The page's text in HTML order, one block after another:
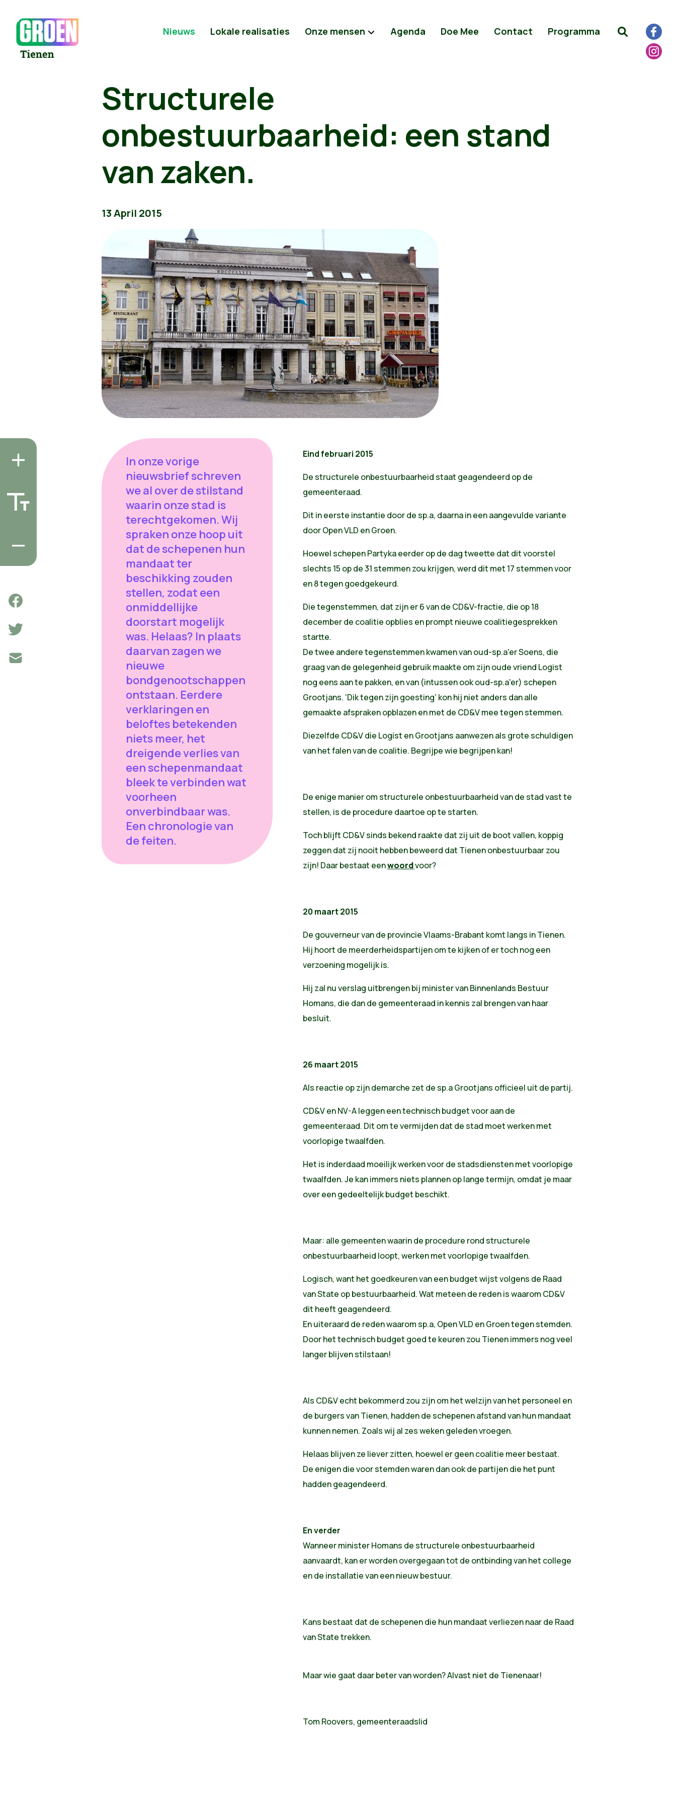
Nieuws Lokale realisaties Onze mensen Agenda Doe Mee Contact Programma
Structurele
onbestuurbaarheid: een stand
van zaken.
13 April 2015
In onze vorige
nieuwsbrief schreven
we al over de stilstand
waarin onze stad is
terechtgekomen. Wij
spraken onze hoop uit
dat de schepenen hun
mandaat ter
beschikking zouden
stellen, zodat een
onmiddellijke
doorstart mogelijk
was. Helaas? In plaats
daarvan zagen we
nieuwe
bondgenootschappen
ontstaan. Eerdere
verklaringen en
beloftes betekenden
niets meer, het
dreigende verlies van
een schepenmandaat
bleek te verbinden wat
voorheen
onverbindbaar was.
Een chronologie van
de feiten.
Eind februari 2015
De structurele onbestuurbaarheid staat geagendeerd op de
gemeenteraad.
Dit in eerste instantie door de sp.a, daarna in een aangevulde variante
door Open VLD en Groen.
Hoewel schepen Partyka eerder op de dag tweette dat dit voorstel
slechts 15 op de 31 stemmen zou krijgen, werd dit met 17 stemmen voor
en 8 tegen goedgekeurd.
Die tegenstemmen, dat zijn er 6 van de CD&V-fractie, die op 18
december de coalitie opblies en prompt nieuwe coalitiegesprekken
startte.
De twee andere tegenstemmen kwamen van oud-sp.a'er Soens, die
graag van de gelegenheid gebruik maakte om zijn oude vriend Logist
nog eens aan te pakken, en van (intussen ook oud-sp.a'er) schepen
Grootjans. 'Dik tegen zijn goesting' kon hij niet anders dan alle
gemaakte afspraken opblazen en met de CD&V mee tegen stemmen.
Diezelfde CD&V die Logist en Grootjans aanwezen als grote schuldigen
van het falen van de coalitie. Begrijpe wie begrijpen kan!
De enige manier om structurele onbestuurbaarheid van de stad vast te
stellen, is de procedure daartoe op te starten.
Toch blijft CD&V sinds bekend raakte dat zij uit de boot vallen, koppig
zeggen dat zij nooit hebben beweerd dat Tienen onbestuurbaar zou
zijn! Daar bestaat eenwoordvoor?
20 maart 2015
De gouverneur van de provincie Vlaams-Brabant komt langs in Tienen.
Hij hoort de meerderheidspartijen om te kijken of er toch nog een
verzoening mogelijk is.
Hij zal nu verslag uitbrengen bij minister van Binnenlands Bestuur
Homans, die dan de gemeenteraad in kennis zal brengen van haar
besluit.
26 maart 2015
Als reactie op zijn demarche zet de sp.a Grootjans officieel uit de partij.
CD&V en NV-A leggen een technisch budget voor aan de
gemeenteraad. Dit om te vermijden dat de stad moet werken met
voorlopige twaalfden.
Het is inderdaad moeilijk werken voor de stadsdiensten met voorlopige
twaalfden. Je kan immers niets plannen op lange termijn, omdat je maar
over een gedeeltelijk budget beschikt.
Maar: alle gemeenten waarin de procedure rond structurele
onbestuurbaarheid loopt, werken met voorlopige twaalfden.
Logisch, want het goedkeuren van een budget wijst volgens de Raad
van State op bestuurbaarheid. Wat meteen de reden is waarom CD&V
dit heeft geagendeerd.
En uiteraard de reden waarom sp.a, Open VLD en Groen tegen stemden.
Door het technisch budget goed te keuren zou Tienen immers nog veel
langer blijven stilstaan!
Als CD&V echt bekommerd zou zijn om het welzijn van het personeel en
de burgers van Tienen, hadden de schepenen afstand van hun mandaat
kunnen nemen. Zoals wij al zes weken geleden vroegen.
Helaas blijven ze liever zitten, hoewel er geen coalitie meer bestaat.
De enigen die voor stemden waren dan ook de partijen die het punt
hadden geagendeerd.
En verder
Wanneer minister Homans de structurele onbestuurbaarheid
aanvaardt, kan er worden overgegaan tot de ontbinding van het college
en de installatie van een nieuw bestuur.
Kans bestaat dat de schepenen die hun mandaat verliezen naar de Raad
van State trekken.
Maar wie gaat daar beter van worden? Alvast niet de Tienenaar!
Tom Roovers, gemeenteraadslid